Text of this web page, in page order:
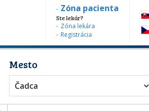
Zóna pacienta
Ste lekár?
Zóna lekára
Registrácia
Mesto
Čadca